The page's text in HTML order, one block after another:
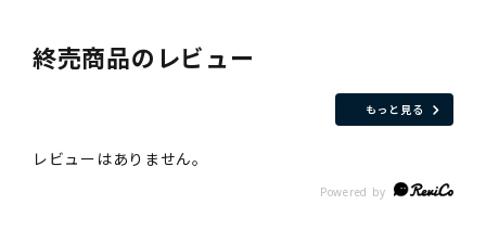
終売商品のレビュー
もっと見る